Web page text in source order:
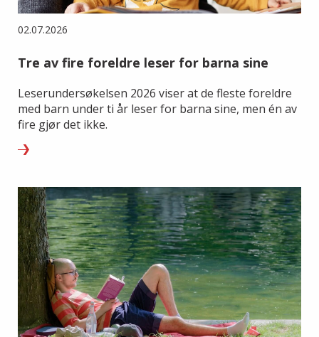
02.07.2026
Tre av fire foreldre leser for barna sine
Leserundersøkelsen 2026 viser at de fleste foreldre
med barn under ti år leser for barna sine, men én av
fire gjør det ikke.